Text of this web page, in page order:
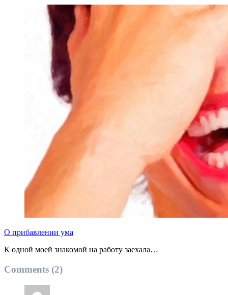
О прибавлении ума
К одной моей знакомой на работу заехала…
Comments (2)